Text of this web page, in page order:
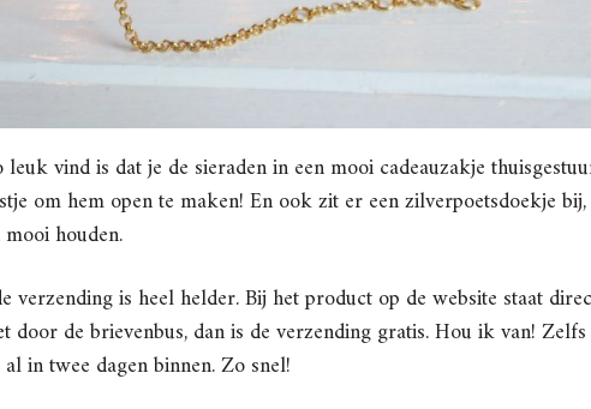
vind is dat je de sieraden in een mooi cadeauzakje
om hem open te maken! En ook zit er een zilverpoetsdoekje
houden.
verzending is heel helder. Bij het product op de website staat
door de brievenbus, dan is de verzending gratis. Hou ik van!
in twee dagen binnen. Zo snel!